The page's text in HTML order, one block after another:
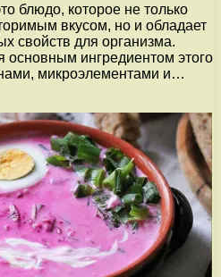
блюдо, которое не только
вкусом, но и обладает
свойств для организма.
ингредиентом этого
микроэлементами и…